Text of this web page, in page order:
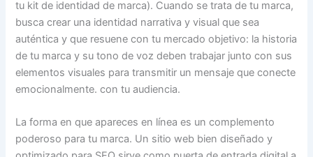
tu kit de identidad de marca). Cuando se trata de tu marca,
busca crear una identidad narrativa y visual que sea
auténtica y que resuene con tu mercado objetivo: la historia
de tu marca y su tono de voz deben trabajar junto con sus
elementos visuales para transmitir un mensaje que conecte
emocionalmente. con tu audiencia.
La forma en que apareces en línea es un complemento
poderoso para tu marca. Un sitio web bien diseñado y